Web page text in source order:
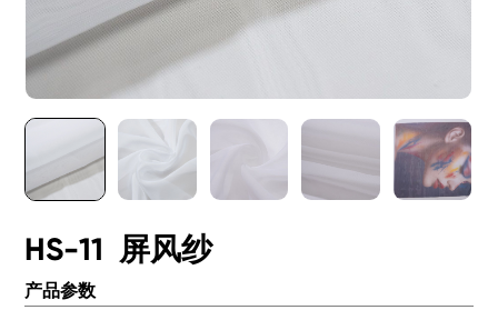
HS-11 屏风纱
产品参数